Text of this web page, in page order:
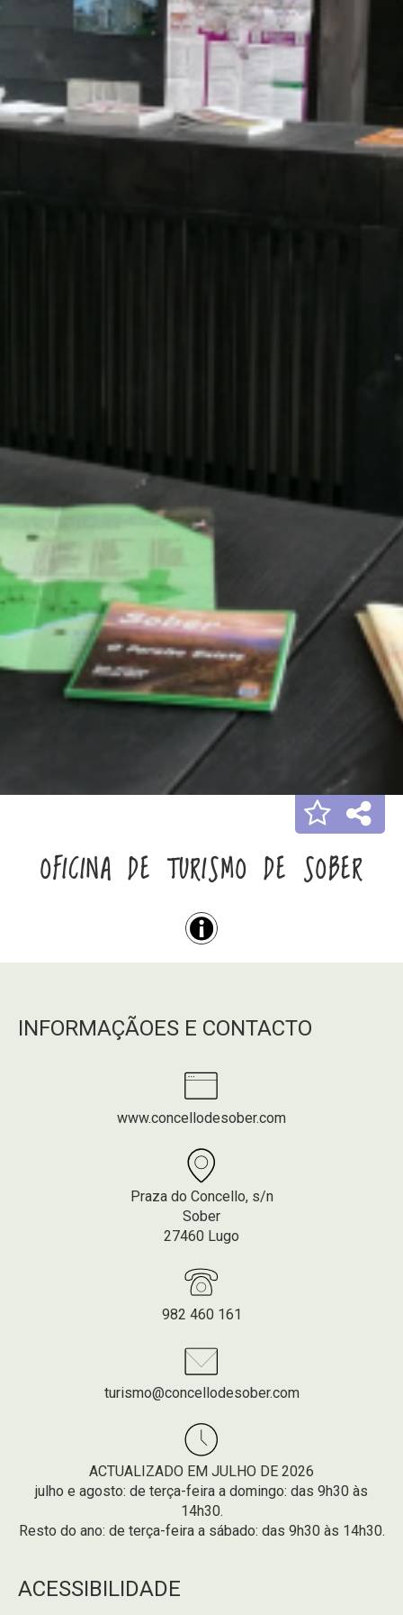
OFICINA DE TURISMO DE SOBER
INFORMAÇÃOES E CONTACTO
www.concellodesober.com
Praza do Concello, s/n
Sober
27460 Lugo
982 460 161
turismo@concellodesober.com
ACTUALIZADO EM JULHO DE 2026
julho e agosto: de terça-feira a domingo: das 9h30 às
14h30.
Resto do ano: de terça-feira a sábado: das 9h30 às 14h30.
ACESSIBILIDADE